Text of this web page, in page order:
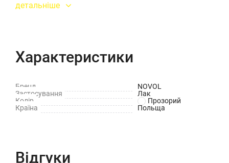
детальніше
Характеристики
Бренд
NOVOL
Застосування
Лак
Колір
Прозорий
Країна
Польща
Відгуки